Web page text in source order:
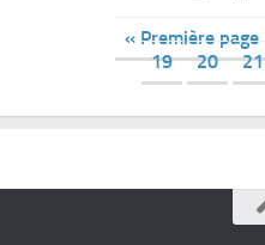
« Première page
19
20 21